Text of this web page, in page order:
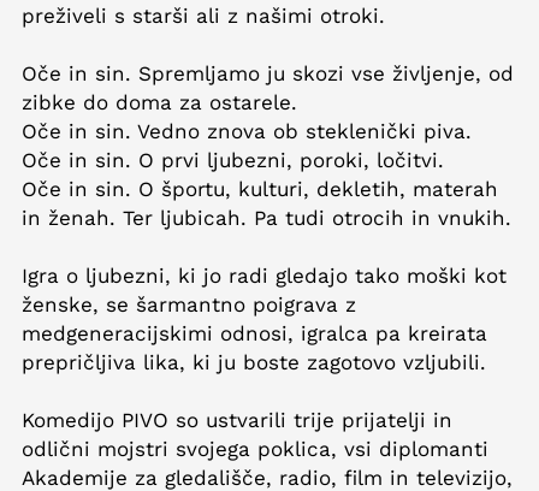
preživeli s starši ali z našimi otroki.
Oče in sin. Spremljamo ju skozi vse življenje, od
zibke do doma za ostarele.
Oče in sin. Vedno znova ob steklenički piva.
Oče in sin. O prvi ljubezni, poroki, ločitvi.
Oče in sin. O športu, kulturi, dekletih, materah
in ženah. Ter ljubicah. Pa tudi otrocih in vnukih.
Igra o ljubezni, ki jo radi gledajo tako moški kot
ženske, se šarmantno poigrava z
medgeneracijskimi odnosi, igralca pa kreirata
prepričljiva lika, ki ju boste zagotovo vzljubili.
Komedijo PIVO so ustvarili trije prijatelji in
odlični mojstri svojega poklica, vsi diplomanti
Akademije za gledališče, radio, film in televizijo,